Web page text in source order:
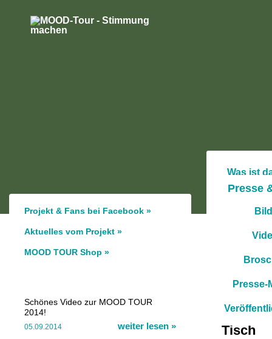
Was ist
Archiv:
Presse
Presse-
Projekt & Fans bei Facebook »
Aktuelles vom Projekt »
MOOD TOUR Shop »
Schönes Video zur MOOD TOUR
2014!
05.09.2014 weiter lesen »
Tisch